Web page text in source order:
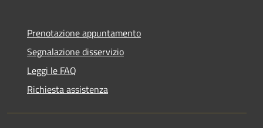
Prenotazione appuntamento
Segnalazione disservizio
Leggi le FAQ
Richiesta assistenza